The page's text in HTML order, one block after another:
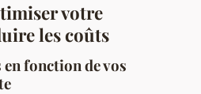
votre
les coûts
fonction de vos